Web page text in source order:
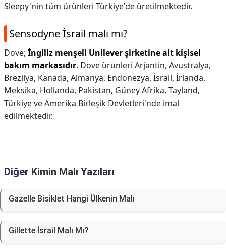
Sleepy'nin tüm ürünleri Türkiye'de üretilmektedir.
Sensodyne İsrail malı mı?
Dove; İngiliz menşeli Unilever şirketine ait kişisel
bakım markasıdır. Dove ürünleri Arjantin, Avustralya,
Brezilya, Kanada, Almanya, Endonezya, İsrail, İrlanda,
Meksika, Hollanda, Pakistan, Güney Afrika, Tayland,
Türkiye ve Amerika Birleşik Devletleri'nde imal
edilmektedir.
Diğer Kimin Malı Yazıları
Gazelle Bisiklet Hangi Ülkenin Malı
Gillette İsrail Malı Mı?